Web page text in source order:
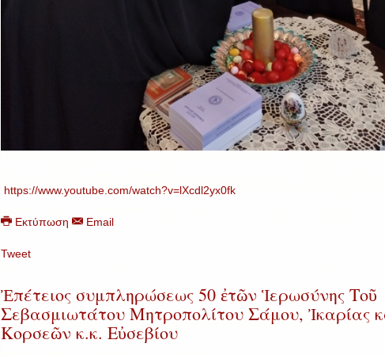
https://www.youtube.com/watch?v=lXcdl2yx0fk
Εκτύπωση Email
Tweet
Ἐπέτειος συμπληρώσεως 50 ἐτῶν Ἱερωσύνης Τοῦ
Σεβασμιωτάτου Μητροπολίτου Σάμου, Ἰκαρίας
Κορσεῶν κ.κ. Εὐσεβίου